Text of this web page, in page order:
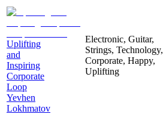
Uplifting
and
Inspiring
Corporate
Loop
Yevhen
Lokhmatov
Electronic, Guitar,
Strings, Technology,
Corporate, Happy,
Uplifting